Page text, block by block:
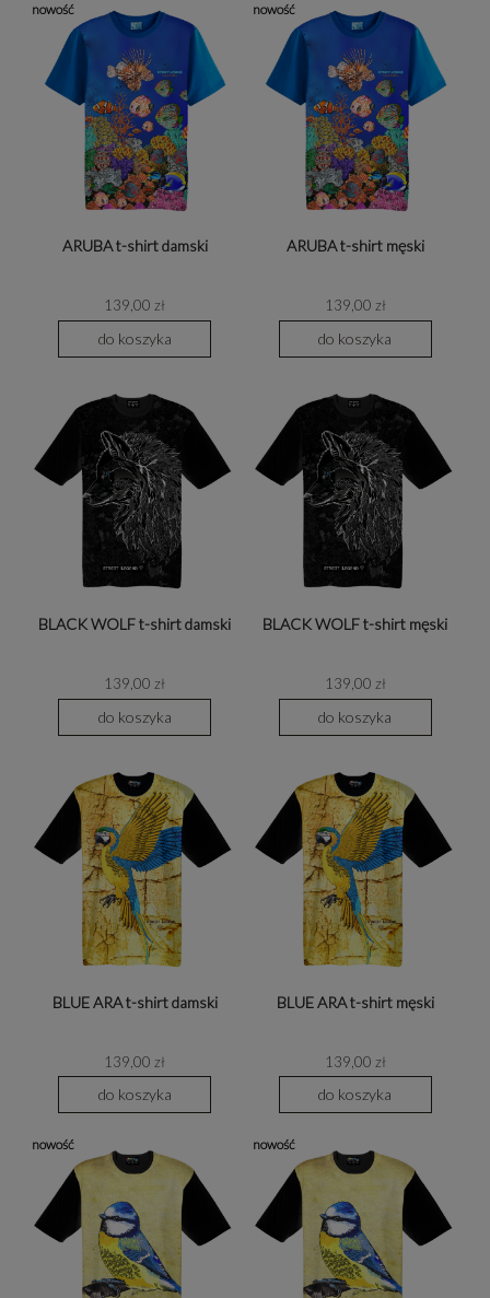
ARUBA t-shirt damski
139,00 zł
do koszyka
nowość
ARUBA t-shirt męski
139,00 zł
do koszyka
nowość
BLACK WOLF t-shirt damski
139,00 zł
do koszyka
BLACK WOLF t-shirt męski
139,00 zł
do koszyka
BLUE ARA t-shirt damski
139,00 zł
do koszyka
BLUE ARA t-shirt męski
139,00 zł
do koszyka
nowość nowość